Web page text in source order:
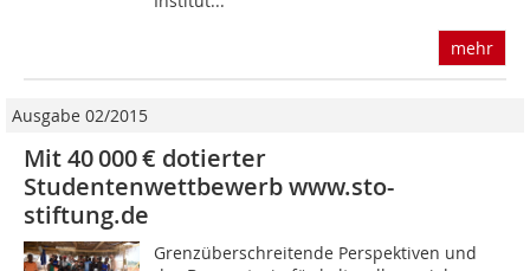
mehr
Ausgabe 02/2015
Mit 40 000 € dotierter
Studentenwettbewerb www.sto-
stiftung.de
Grenzüberschreitende Perspektiven und